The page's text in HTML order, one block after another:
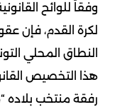
وفقاً للوائح
النطاق المحلي
هذا التخصيص
رفقة منتخب بلاده